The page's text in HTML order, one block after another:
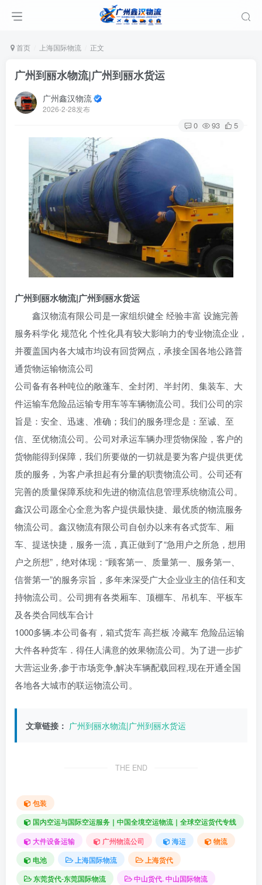
首页 上海国际物流 正文
广州到丽水物流|广州到丽水货运
广州鑫汉物流
2026-2-28发布
0 93 5
广州到丽水物流|广州到丽水货运
鑫汉物流有限公司是一家组织健全 经验丰富 设施完善
服务科学化 规范化 个性化具有较大影响力的专业物流企业，
并覆盖国内各大城市均设有回货网点，承接全国各地公路普
通货物运输物流公司
公司备有各种吨位的敞蓬车、全封闭、半封闭、集装车、大
件运输车危险品运输专用车等车辆物流公司。我们公司的宗
旨是：安全、迅速、准确；我们的服务理念是：至诚、至
信、至优物流公司。公司对承运车辆办理货物保险，客户的
货物能得到保障，我们所要做的一切就是要为客户提供更优
质的服务，为客户承担起有分量的职责物流公司。公司还有
完善的质量保障系统和先进的物流信息管理系统物流公司。
鑫汉公司愿全心全意为客户提供最快捷、最优质的物流服务
物流公司。鑫汉物流有限公司自创办以来有各式货车、厢
车、提送快捷，服务一流，真正做到了“急用户之所急，想用
户之所想”，绝对体现：“顾客第一、质量第一、服务第一、
信誉第一”的服务宗旨，多年来深受广大企业业主的信任和支
持物流公司。公司拥有各类厢车、顶棚车、吊机车、平板车
及各类合同线车合计
1000多辆.本公司备有，箱式货车 高拦板 冷藏车 危险品运输
大件各种货车．得任人满意的效果物流公司。为了进一步扩
大营运业务,参于市场竞争,解决车辆配载回程,现在开通全国
各地各大城市的联运物流公司。
文章链接： 广州到丽水物流|广州到丽水货运
THE END
包装
国内空运与国际空运服务｜中国全境空运物流｜全球空运货代专线
大件设备运输
广州物流公司 海运
物流
电池
上海国际物流
上海货代
东莞货代-东莞国际物流
中山货代. 中山国际物流